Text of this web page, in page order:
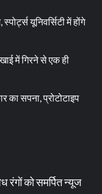
यूनिवर्सिटी में होंगे
खाई में गिरने से एक ही
का सपना, प्रोटोटाइप
को समर्पित न्यूज